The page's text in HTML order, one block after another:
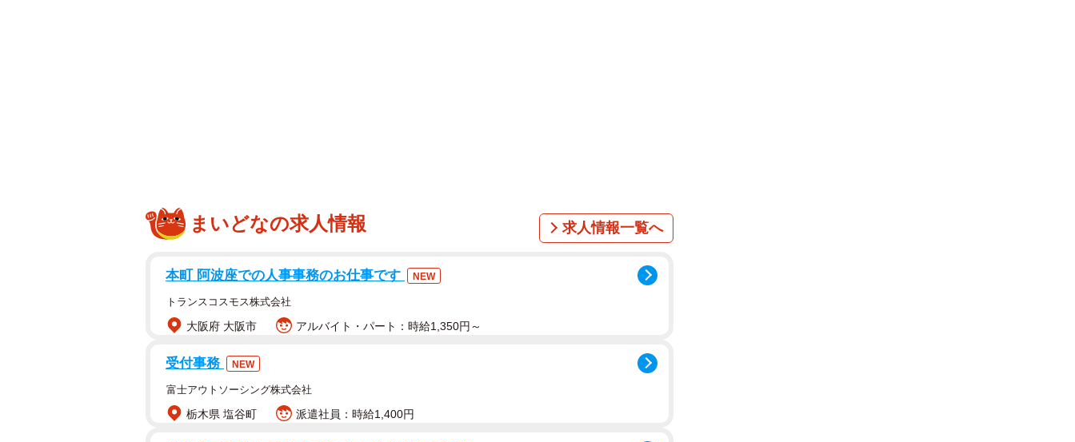
もちろん現在も多少の流行りは関係しますが、ひと昔前のようなジャンルの幅広さは見られ
特にとあるジャンルは苦戦を強いられている最中なんだそう。
昔はあったぞ××ブーム！流行りに合わせて新人と作品を輩出
のがグルグルとループされるだけなのですが（苦笑）、それでも「今はこれが流行り」なん
てのがありました。
まいどなの求人情報 求人情報一覧へ
本町 阿波座での人事事務のお仕事です NEW
トランスコスモス株式会社
大阪府 大阪市 アルバイト・パート：時給1,350円～
受付事務 NEW
富士アウトソーシング株式会社
栃木県 塩谷町 派遣社員：時給1,400円